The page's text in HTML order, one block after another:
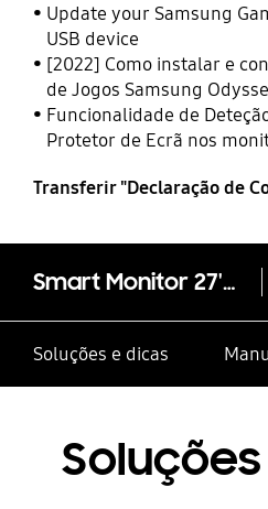
Update your Samsung
USB device
[2022] Como instalar e
de Jogos Samsung
Funcionalidade de
Protetor de Ecrã nos
Transferir "Declaração de
Smart Monitor 27'' M5 FHD
Soluções e dicas